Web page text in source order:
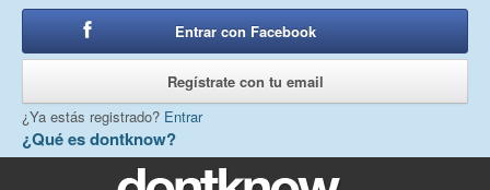
¿Qué es dontknow?
Entrar con Facebook
Regístrate con tu email
¿Ya estás registrado? Entrar